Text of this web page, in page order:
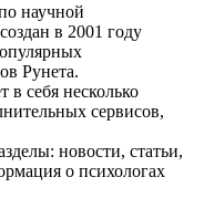
научной
в 2001 году
Рунета.
себя несколько
сервисов,
новости, статьи,
о психологах